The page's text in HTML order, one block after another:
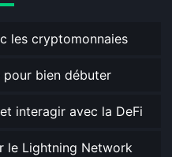
les cryptomonnaies
pour bien débuter
interagir avec la DeFi
le Lightning Network